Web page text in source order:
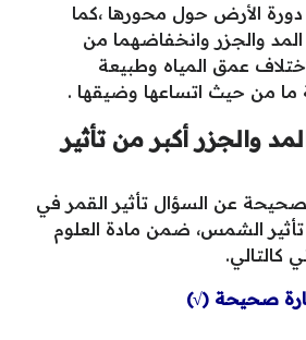
دورة الأرض حول محورها ،كما
والجزر وانخفاضهما من
عمق المياه وطبيعة
من حيث اتساعها وضيقها .
والجزر أكبر من تأثير
عن السؤال تأثير القمر في
تأثير الشمس، ضمن مادة العلوم
كالتالي.
صحيحة (√)